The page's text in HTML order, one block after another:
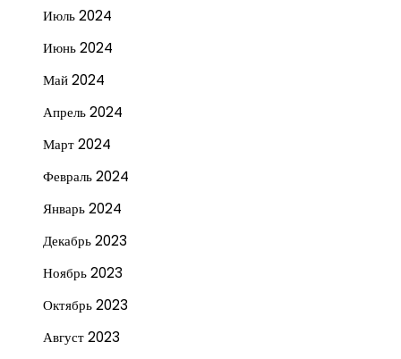
Июль 2024
Июнь 2024
Май 2024
Апрель 2024
Март 2024
Февраль 2024
Январь 2024
Декабрь 2023
Ноябрь 2023
Октябрь 2023
Август 2023